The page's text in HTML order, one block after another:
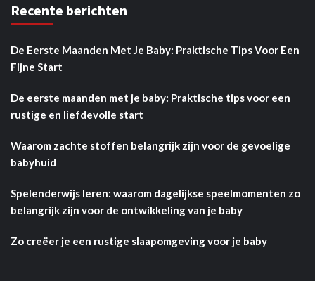
Recente berichten
De Eerste Maanden Met Je Baby: Praktische Tips Voor Een
Fijne Start
De eerste maanden met je baby: Praktische tips voor een
rustige en liefdevolle start
Waarom zachte stoffen belangrijk zijn voor de gevoelige
babyhuid
Spelenderwijs leren: waarom dagelijkse speelmomenten zo
belangrijk zijn voor de ontwikkeling van je baby
Zo creëer je een rustige slaapomgeving voor je baby